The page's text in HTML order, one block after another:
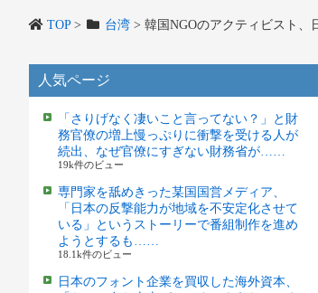
TOP> 台湾> 韓国NGOのアクティビスト、
人気ページ
「さりげなく凄いこと言ってない？」と財
務官僚の増上慢っぷりに衝撃を受ける人が
続出、なぜ官僚にすぎない財務省が……
19k件のビュー
専門家を舐めきった某国国営メディア、
「日本の反撃能力が地域を不安定化させて
いる」というストーリーで番組制作を進め
ようとするも……
18.1k件のビュー
日本のフォント企業を買収した海外資本、